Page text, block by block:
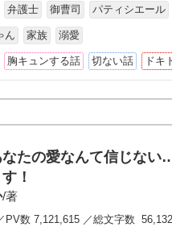
弁護士 御曹司 パティシエール
ん 家族 溺愛
胸キュンする話 切ない話 ドキ
なたの愛なんて信じない
！
/著
PV数 7,121,615 ／総文字数